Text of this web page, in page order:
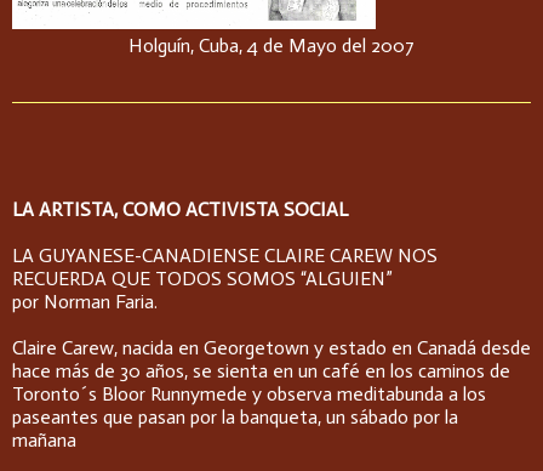
Holguín, Cuba, 4 de Mayo del 2007
LA ARTISTA, COMO ACTIVISTA SOCIAL
LA GUYANESE-CANADIENSE CLAIRE CAREW NOS
RECUERDA QUE TODOS SOMOS “ALGUIEN”
por Norman Faria.
Claire Carew, nacida en Georgetown y estado en Canadá desde
hace más de 30 años, se sienta en un café en los caminos de
Toronto´s Bloor Runnymede y observa meditabunda a los
paseantes que pasan por la banqueta, un sábado por la
mañana